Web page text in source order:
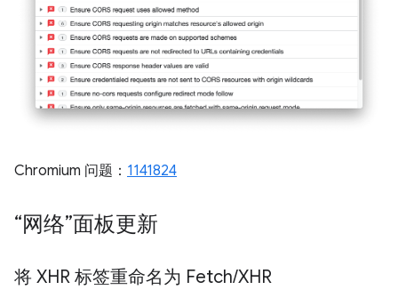
Chromium 问题： 1141824
“网络”面板更新
将 XHR 标签重命名为 Fetch/XHR